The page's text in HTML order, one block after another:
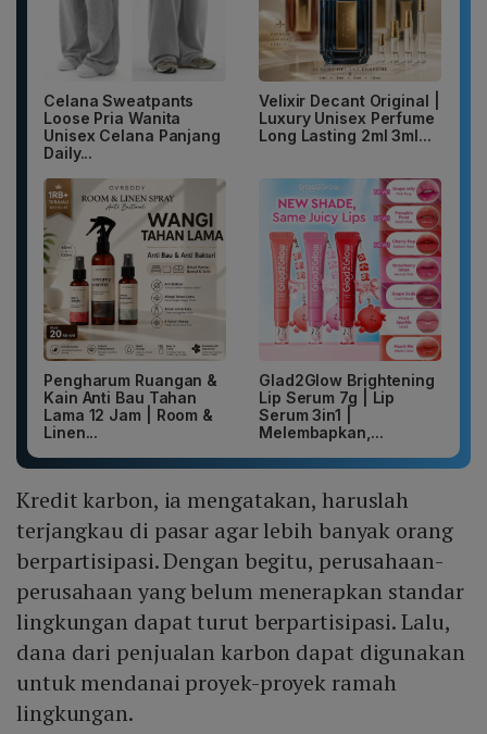
Celana Sweatpants
Loose Pria Wanita
Unisex Celana Panjang
Daily...
Velixir Decant Original |
Luxury Unisex Perfume
Long Lasting 2ml 3ml...
Pengharum Ruangan &
Kain Anti Bau Tahan
Lama 12 Jam | Room &
Linen...
Glad2Glow Brightening
Lip Serum 7g | Lip
Serum 3in1 |
Melembapkan,...
Kredit karbon, ia mengatakan, haruslah
terjangkau di pasar agar lebih banyak orang
berpartisipasi. Dengan begitu, perusahaan-
perusahaan yang belum menerapkan standar
lingkungan dapat turut berpartisipasi. Lalu,
dana dari penjualan karbon dapat digunakan
untuk mendanai proyek-proyek ramah
lingkungan.